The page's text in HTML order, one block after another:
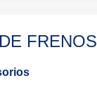
FRENOS